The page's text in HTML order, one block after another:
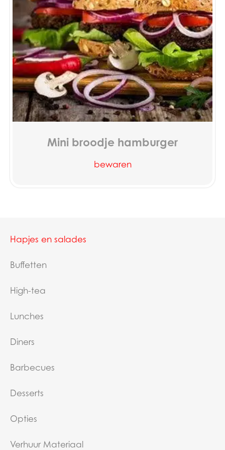
Hapjes en salades
Buffetten
High-tea
Lunches
Diners
Barbecues
Desserts
Opties
Verhuur Materiaal
Mini broodje hamburger
bewaren